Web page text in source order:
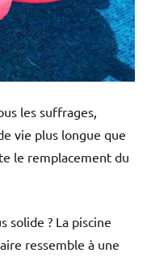
les suffrages,
vie plus longue que
le remplacement du
solide ? La piscine
ressemble à une